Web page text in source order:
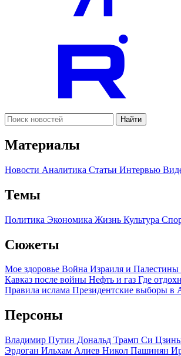
Найти
Материалы
Новости Аналитика Статьи Интервью
Темы
Политика Экономика Жизнь Культура
Сюжеты
Мое здоровье Война Израиля и Палестины
Кавказ после войны Нефть и газ Где
Правила ислама Президентские выборы в
Персоны
Владимир Путин Дональд Трамп Си
Эрдоган Ильхам Алиев Никол Пашинян